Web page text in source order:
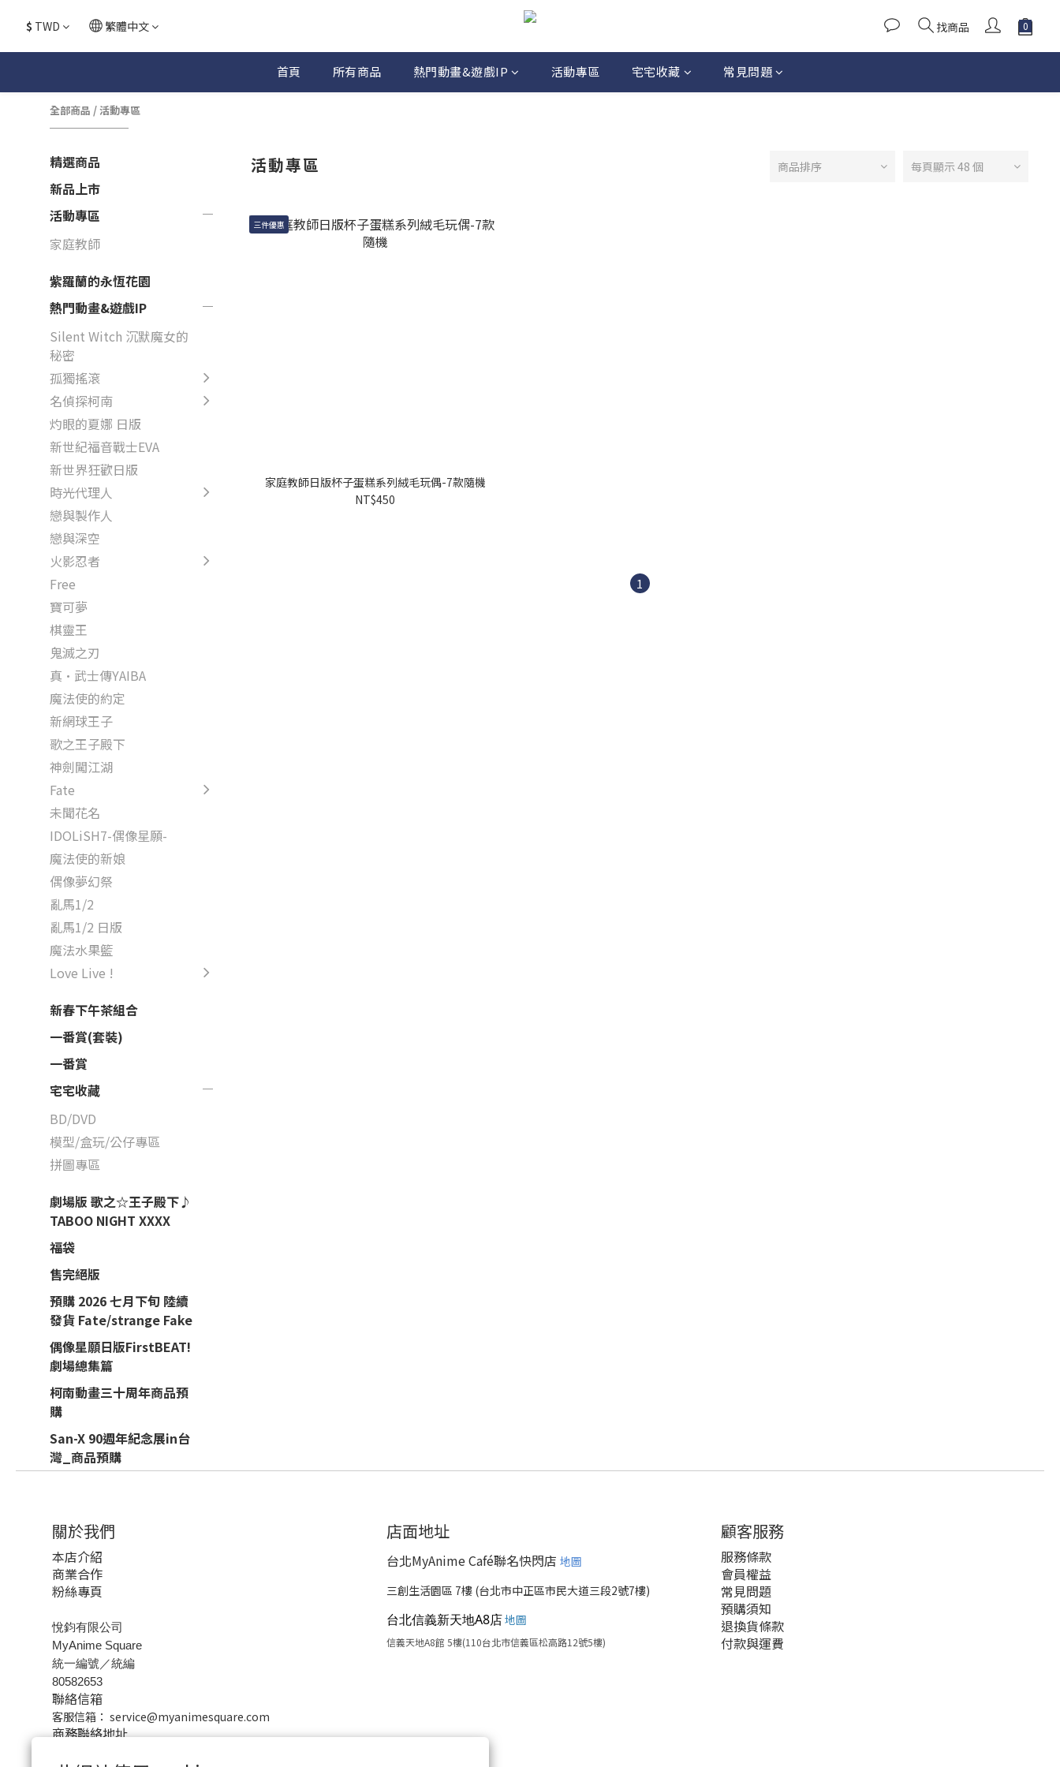
$ TWD 繁體中文 找商品
首頁 所有商品 熱門動畫&遊戲IP 活動專區 宅宅收藏 常見問題
全部商品 /活動專區
精選商品
新品上市
活動專區
家庭教師
紫羅蘭的永恆花園
熱門動畫&遊戲IP
Silent Witch 沉默魔女的
秘密
孤獨搖滾
名偵探柯南
灼眼的夏娜 日版
新世紀福音戰士EVA
新世界狂歡日版
時光代理人
戀與製作人
戀與深空
火影忍者
Free
寶可夢
棋靈王
鬼滅之刃
真·武士傳YAIBA
魔法使的約定
新網球王子
歌之王子殿下
神劍闖江湖
Fate
未聞花名
IDOLiSH7-偶像星願-
魔法使的新娘
偶像夢幻祭
亂馬1/2
亂馬1/2 日版
魔法水果籃
Love Live !
新春下午茶組合
一番賞(套裝)
一番賞
宅宅收藏
BD/DVD
模型/盒玩/公仔專區
拼圖專區
劇場版 歌之☆王子殿下♪
TABOO NIGHT XXXX
福袋
售完絕版
預購 2026 七月下旬 陸續
發貨 Fate/strange Fake
偶像星願日版FirstBEAT!
劇場總集篇
柯南動畫三十周年商品預
購
San-X 90週年紀念展in台
灣_商品預購
活動專區 商品排序 每頁顯示 48 個
三件優惠
家庭教師日版杯子蛋糕系列絨毛玩偶-7款隨機
NT$450
1
關於我們
本店介紹
商業合作
粉絲專頁
悅鈞有限公司
MyAnime Square
統一編號／統編
80582653
聯絡信箱
客服信箱： service@myanimesquare.com
商務聯絡地址
店面地址
台北MyAnime Café聯名快閃店 地圖
三創生活園區 7樓 (台北市中正區市民大道三段2號7樓)
台北信義新天地A8店地圖
信義天地A8館 5樓(110台北市信義區松高路12號5樓)
顧客服務
服務條款
會員權益
常見問題
預購須知
退換貨條款
付款與運費